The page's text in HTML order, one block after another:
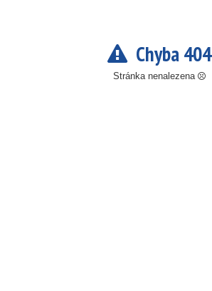
Chyba 404
Stránka nenalezena